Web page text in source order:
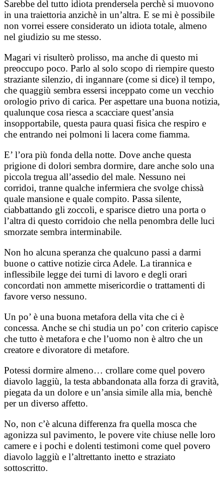
Sarebbe del tutto idiota prendersela perchè si muovono
in una traiettoria anzichè in un’altra. E se mi è possibile
non vorrei essere considerato un idiota totale, almeno
nel giudizio su me stesso.
Magari vi risulterò prolisso, ma anche di questo mi
preoccupo poco. Parlo al solo scopo di riempire questo
straziante silenzio, di ingannare (come si dice) il tempo,
che quaggiù sembra essersi inceppato come un vecchio
orologio privo di carica. Per aspettare una buona notizia,
qualunque cosa riesca a scacciare quest’ansia
insopportabile, questa paura quasi fisica che respiro e
che entrando nei polmoni li lacera come fiamma.
E’ l’ora più fonda della notte. Dove anche questa
prigione di dolori sembra dormire, dare anche solo una
piccola tregua all’assedio del male. Nessuno nei
corridoi, tranne qualche infermiera che svolge chissà
quale mansione e quale compito. Passa silente,
ciabbattando gli zoccoli, e sparisce dietro una porta o
l’altra di questo corridoio che nella penombra delle luci
smorzate sembra interminabile.
Non ho alcuna speranza che qualcuno passi a darmi
buone o cattive notizie circa Adele. La tirannica e
inflessibile legge dei turni di lavoro e degli orari
concordati non ammette misericordie o trattamenti di
favore verso nessuno.
Un po’ è una buona metafora della vita che ci è
concessa. Anche se chi studia un po’ con criterio capisce
che tutto è metafora e che l’uomo non è altro che un
creatore e divoratore di metafore.
Potessi dormire almeno… crollare come quel povero
diavolo laggiù, la testa abbandonata alla forza di gravità,
piegata da un dolore e un’ansia simile alla mia, benchè
per un diverso affetto.
No, non c’è alcuna differenza fra quella mosca che
agonizza sul pavimento, le povere vite chiuse nelle loro
camere e i pochi e dolenti testimoni come quel povero
diavolo laggiù e l’altrettanto inetto e straziato
sottoscritto.